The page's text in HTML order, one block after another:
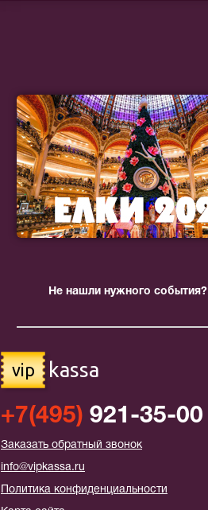
Не нашли нужного события?
vip kassa
+7(495) 921-35-00
Заказать обратный звонок
info@vipkassa.ru
Политика конфиденциальности